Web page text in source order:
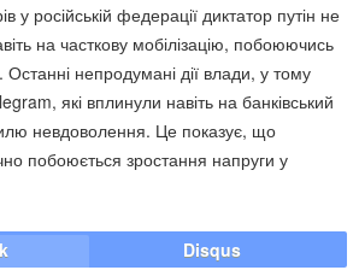
у російській федерації диктатор путін не
на часткову мобілізацію, побоюючись
Останні непродумані дії влади, у тому
які вплинули навіть на банківський
невдоволення. Це показує, що
побоюється зростання напруги у
Disqus